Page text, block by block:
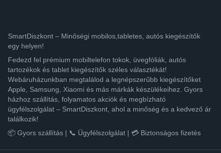
SmartDiszkont – Minőségi mobilos,tabletes, autós kiegészítők
egy helyen!
Fedezd fel prémium mobiltelefon tokok, üvegfóliák, autós
tartozékok és tablet kiegészítők széles választékát!
Webáruházunkban megtalálod a legnépszerűbb kiegészítőket
Apple, Samsung, Xiaomi és más márkák készülékeihez. Gyors
házhoz szállítás, folyamatos akciók és megbízható
ügyfélszolgálat – SmartDiszkont, ahol a minőség és a kedvező ár
találkozik!
📦 Gyors szállítás | 📞 Ügyfélszolgálat | 💳 Biztonságos fizetés